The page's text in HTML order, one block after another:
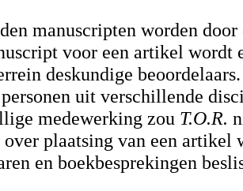
manuscripten worden
voor een artikel
deskundige
uit verschillende
medewerking zou T.O.R.
over plaatsing van een
en boekbesprekingen